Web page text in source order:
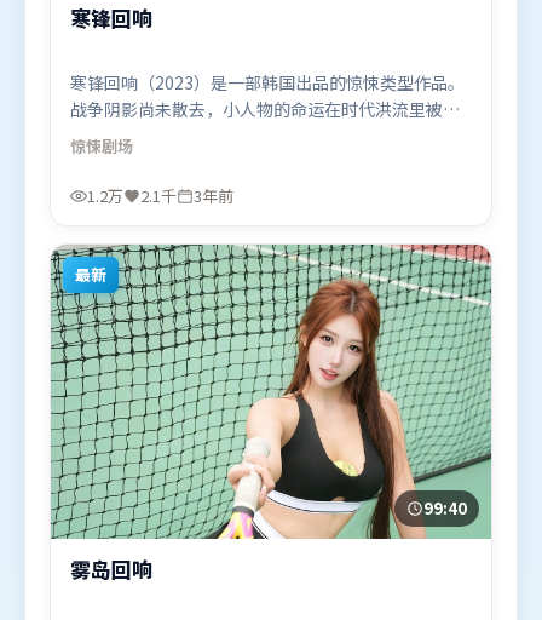
寒锋回响
寒锋回响（2023）是一部韩国出品的惊悚类型作品。
战争阴影尚未散去，小人物的命运在时代洪流里被轻
轻托起又放下。叙事线索多线并进，最终在关键节点
收束。由毕赣执导，汤唯、周迅、黄政民，宋康昊、
杨紫、白宇等联袂出演。影片于2023年1月22日（韩
观看。
惊悚剧场
1.2万 2.1千 3年前
最新
99:40
雾岛回响